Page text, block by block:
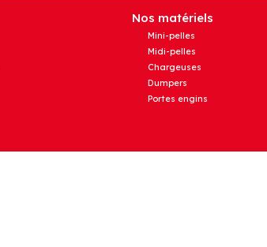
Nos matériels
Mini-pelles
Midi-pelles
Chargeuses
Dumpers
Portes engins